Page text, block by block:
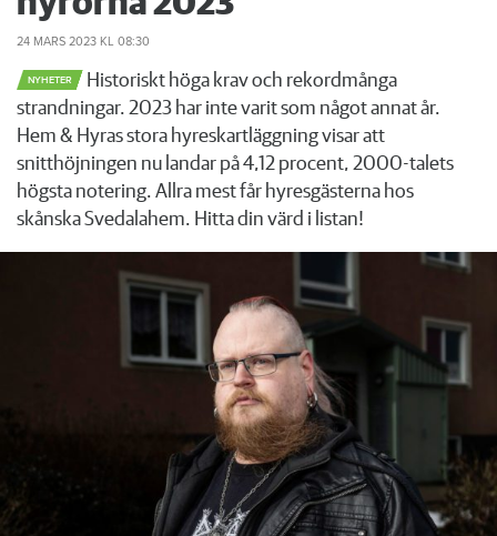
24 MARS 2023 KL 08:30
NYHETER
Historiskt höga krav och rekordmånga
strandningar. 2023 har inte varit som något annat år.
Hem & Hyras stora hyreskartläggning visar att
snitthöjningen nu landar på 4,12 procent, 2000-talets
högsta notering. Allra mest får hyresgästerna hos
skånska Svedalahem. Hitta din värd i listan!